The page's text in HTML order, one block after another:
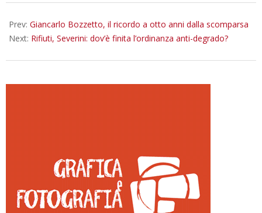
Prev: Giancarlo Bozzetto, il ricordo a otto anni dalla scomparsa
Next: Rifiuti, Severini: dov’è finita l’ordinanza anti-degrado?